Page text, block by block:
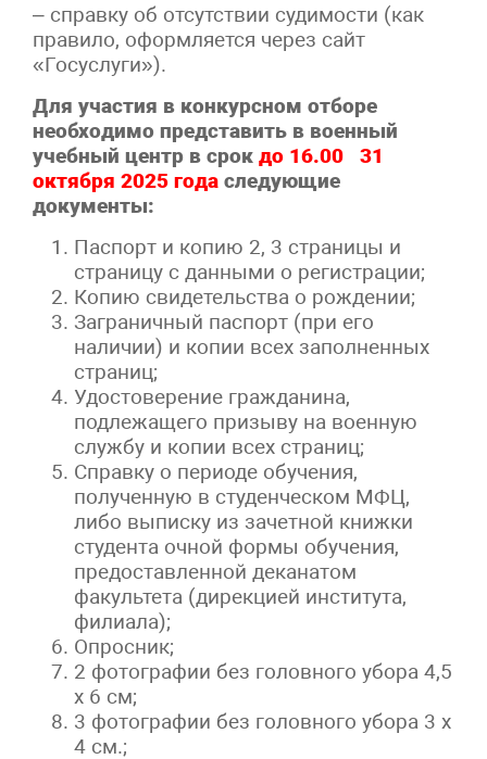
– справку об отсутствии судимости (как
правило, оформляется через сайт
«Госуслуги»).
Для участия в конкурсном отборе
необходимо представить в военный
учебный центр в срок до 16.00 31
октября 2025 года следующие
документы:
Паспорт и копию 2, 3 страницы и
страницу с данными о регистрации;
Копию свидетельства о рождении;
Заграничный паспорт (при его
наличии) и копии всех заполненных
страниц;
Удостоверение гражданина,
подлежащего призыву на военную
службу и копии всех страниц;
Справку о периоде обучения,
полученную в студенческом МФЦ,
либо выписку из зачетной книжки
студента очной формы обучения,
предоставленной деканатом
факультета (дирекцией института,
филиала);
Опросник;
2 фотографии без головного убора 4,5
х 6 см;
3 фотографии без головного убора 3 х
4 см.;